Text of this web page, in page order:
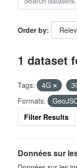
Order by
1 dataset
Tags: 4G
Formats:
Filter Results
Données sur